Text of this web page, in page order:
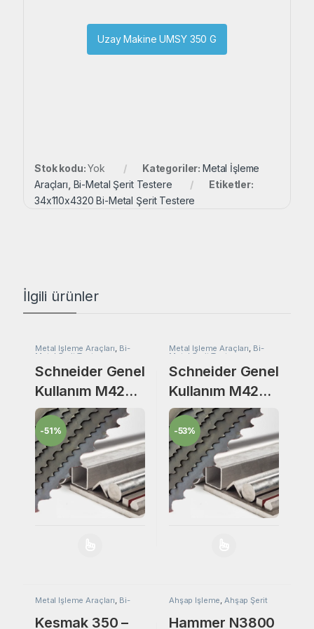
Uzay Makine UMSY 350 G
Stok kodu:Yok Kategoriler: Metal İşleme
Araçları Bi-Metal Şerit Testere
Etiketler:
34x110x4320 Bi-Metal Şerit Testere
İlgili ürünler
Metal İşleme Araçları, Bi-
Metal Şerit Testere
Schneider Genel
Kullanım M42
34×1,10×5040
Bi-Metal Şerit
Testere
-51%
Metal İşleme Araçları, Bi-
Metal Şerit Testere
Schneider Genel
Kullanım M42
34×1,10×4160
Bi-Metal Şerit
Testere
-53%
Metal İşleme Araçları Bi-
Metal Şerit Testere
Kesmak 350 –
Ahşap İşleme Ahşap Şerit
Testere , Bi-Metal Şerit
Araçları
Hammer N3800